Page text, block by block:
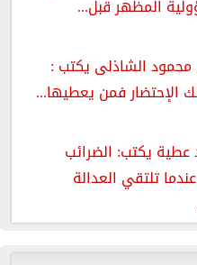
المظهر قبل...
محمود الشاذلى يكتب :
الإحتضار فمن يعطيها...
يكتب: الضرائب
2026.. عندما تلتقي العدالة